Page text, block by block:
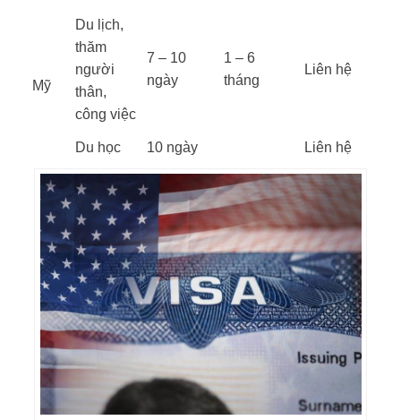
Mỹ
Du lịch,
thăm
người
thân,
công việc
7 – 10
ngày
1 – 6
tháng
Liên hệ
Du học 10 ngày Liên hệ